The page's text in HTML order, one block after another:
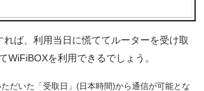
れば、利用当日に慌ててルーターを受け取
WiFiBOXを利用できるでしょう。
だいた「受取日」(日本時間)から通信が可能とな